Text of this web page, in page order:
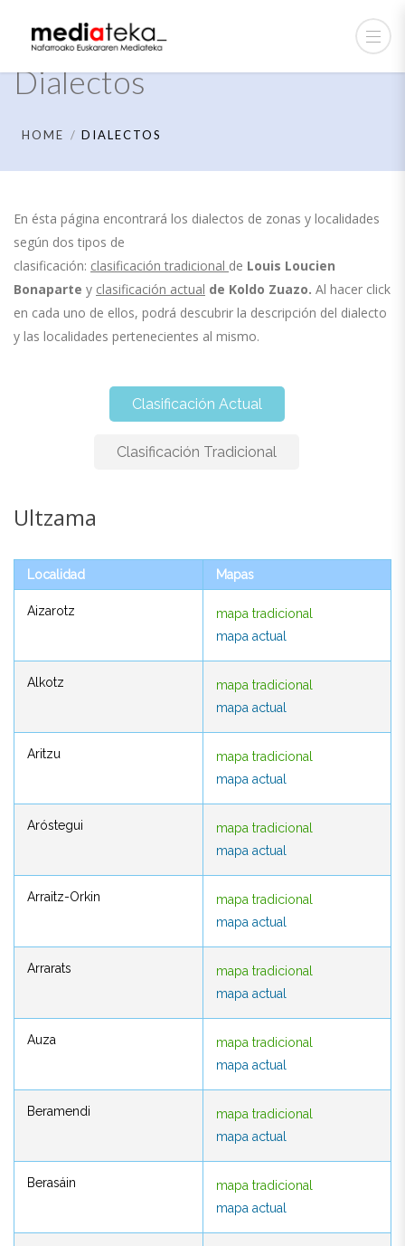
Dialectos
HOME DIALECTOS
En ésta página encontrará los dialectos de zonas y localidades
según dos tipos de
clasificación: clasificación tradicional de Louis Loucien
Bonaparte y clasificación actual de Koldo Zuazo. Al hacer click
en cada uno de ellos, podrá descubrir la descripción del dialecto
y las localidades pertenecientes al mismo.
Clasificación Actual
Clasificación Tradicional
Ultzama
Localidad Mapas
Aizarotz
mapa tradicional
mapa actual
Alkotz
mapa tradicional
mapa actual
Aritzu
mapa tradicional
mapa actual
Aróstegui
mapa tradicional
mapa actual
Arraitz-Orkin
mapa tradicional
mapa actual
Arrarats
mapa tradicional
mapa actual
Auza
mapa tradicional
mapa actual
Beramendi
mapa tradicional
mapa actual
Berasáin
mapa tradicional
mapa actual
Ultzama
Localidad Mapas
mapa actual
mapa actual
mapa actual
mapa actual
mapa actual
mapa actual
mapa actual
mapa actual
mapa actual